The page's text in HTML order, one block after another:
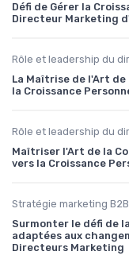
Défi de Gérer la
Directeur Marketing
Rôle et leadership du
La Maîtrise de l'Art de
la Croissance
Rôle et leadership du
Maîtriser l'Art de la
vers la Croissance
Stratégie marketing
Surmonter le défi de
adaptées aux
Directeurs Marketing